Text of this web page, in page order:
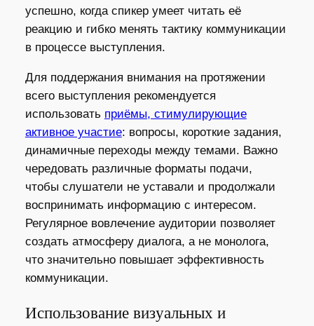
успешно, когда спикер умеет читать её
реакцию и гибко менять тактику коммуникации
в процессе выступления.
Для поддержания внимания на протяжении
всего выступления рекомендуется
использовать приёмы, стимулирующие
активное участие: вопросы, короткие задания,
динамичные переходы между темами. Важно
чередовать различные форматы подачи,
чтобы слушатели не уставали и продолжали
воспринимать информацию с интересом.
Регулярное вовлечение аудитории позволяет
создать атмосферу диалога, а не монолога,
что значительно повышает эффективность
коммуникации.
Использование визуальных и